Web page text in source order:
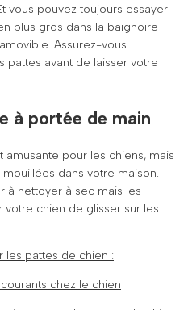
vous pouvez toujours essayer
plus gros dans la baignoire
Assurez-vous
pattes avant de laisser votre
à portée de main
pour les chiens, mais
dans votre maison.
à nettoyer à sec mais les
chien de glisser sur les
les pattes de chien :
chez le chien